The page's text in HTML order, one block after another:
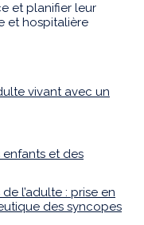
et planifier leur
et hospitalière
vivant avec un
enfants et des
l’adulte : prise en
des syncopes